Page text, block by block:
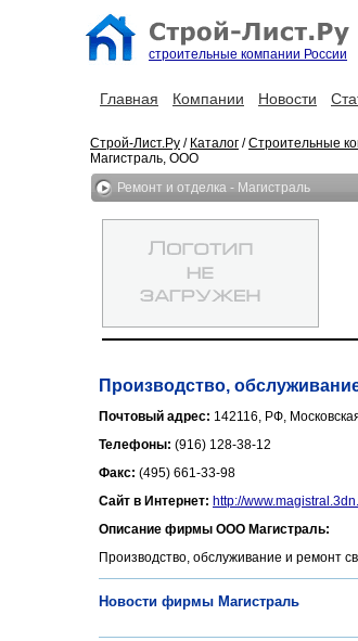
строительные компании России
Главная Компании Новости
Строй-Лист.Ру / Каталог /Строительные
Магистраль, ООО
Ремонт и отделка - Магистраль
Производство,
Почтовый адрес: 142116, РФ,
Телефоны: (916) 128-38-12
Факс: (495) 661-33-98
Сайт в Интернет: http://
Описание фирмы ООО Магистраль:
Производство, обслуживание и ремонт
Новости фирмы Магистраль